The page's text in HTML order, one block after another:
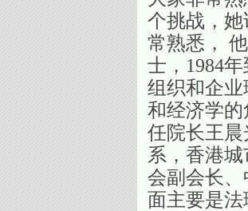
个挑战，
常熟悉，
士，1984
组织和企
和经济学
任院长王
系，香港
会副会长
面主要是